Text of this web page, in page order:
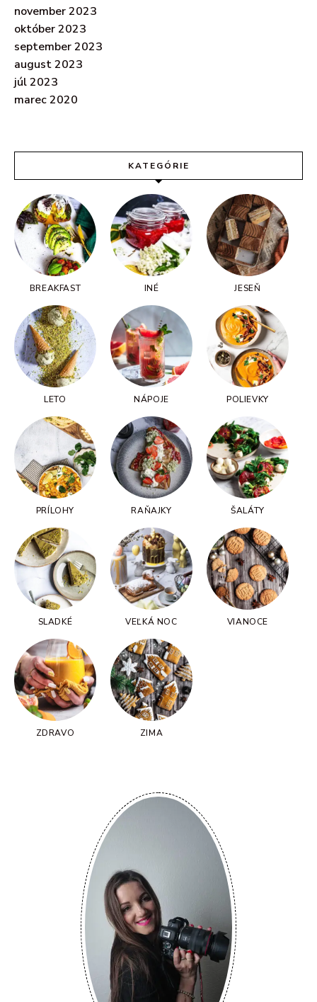
november 2023
október 2023
september 2023
august 2023
júl 2023
marec 2020
KATEGÓRIE
BREAKFAST INÉ JESEŇ
LETO NÁPOJE POLIEVKY
PRÍLOHY RAŇAJKY ŠALÁTY
SLADKÉ VEĽKÁ NOC VIANOCE
ZDRAVO ZIMA